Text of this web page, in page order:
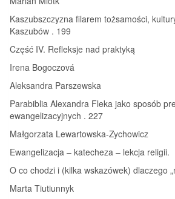
Kaszubszczyzna filarem tożsamości,
Kaszubów . 199
Część IV. Refleksje nad praktyką
Irena Bogoczová
Aleksandra Parszewska
Parabiblia Alexandra Fleka jako sposób
ewangelizacyjnych . 227
Małgorzata Lewartowska-Zychowicz
Ewangelizacja – katecheza – lekcja religii.
O co chodzi i (kilka wskazówek) dlaczego
Marta Tiutiunnyk